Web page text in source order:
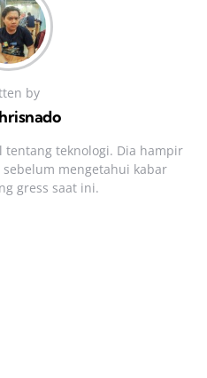
by
tentang teknologi. Dia hampir
mengetahui kabar
gress saat ini.